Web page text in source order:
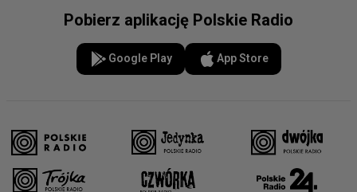
Pobierz aplikację Polskie Radio
Google Play App Store